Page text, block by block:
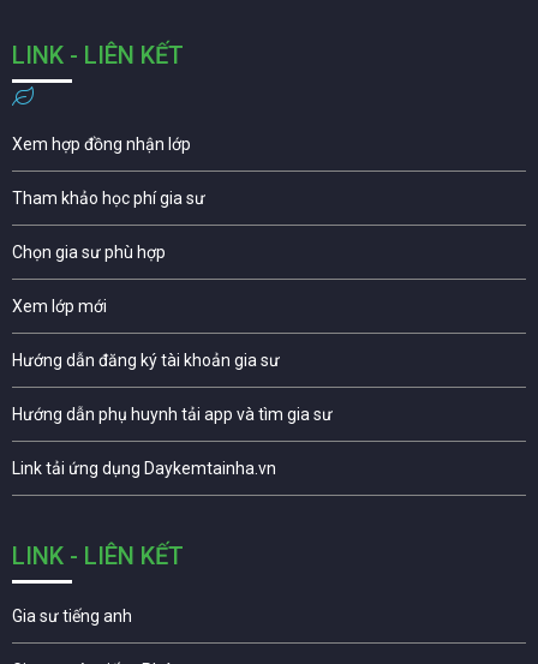
LINK - LIÊN KẾT
Xem hợp đồng nhận lớp
Tham khảo học phí gia sư
Chọn gia sư phù hợp
Xem lớp mới
Hướng dẫn đăng ký tài khoản gia sư
Hướng dẫn phụ huynh tải app và tìm gia sư
Link tải ứng dụng Daykemtainha.vn
LINK - LIÊN KẾT
Gia sư tiếng anh